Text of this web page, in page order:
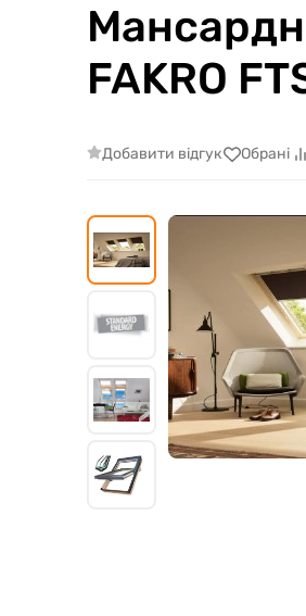
FAKRO
Добавити відгук Обрані